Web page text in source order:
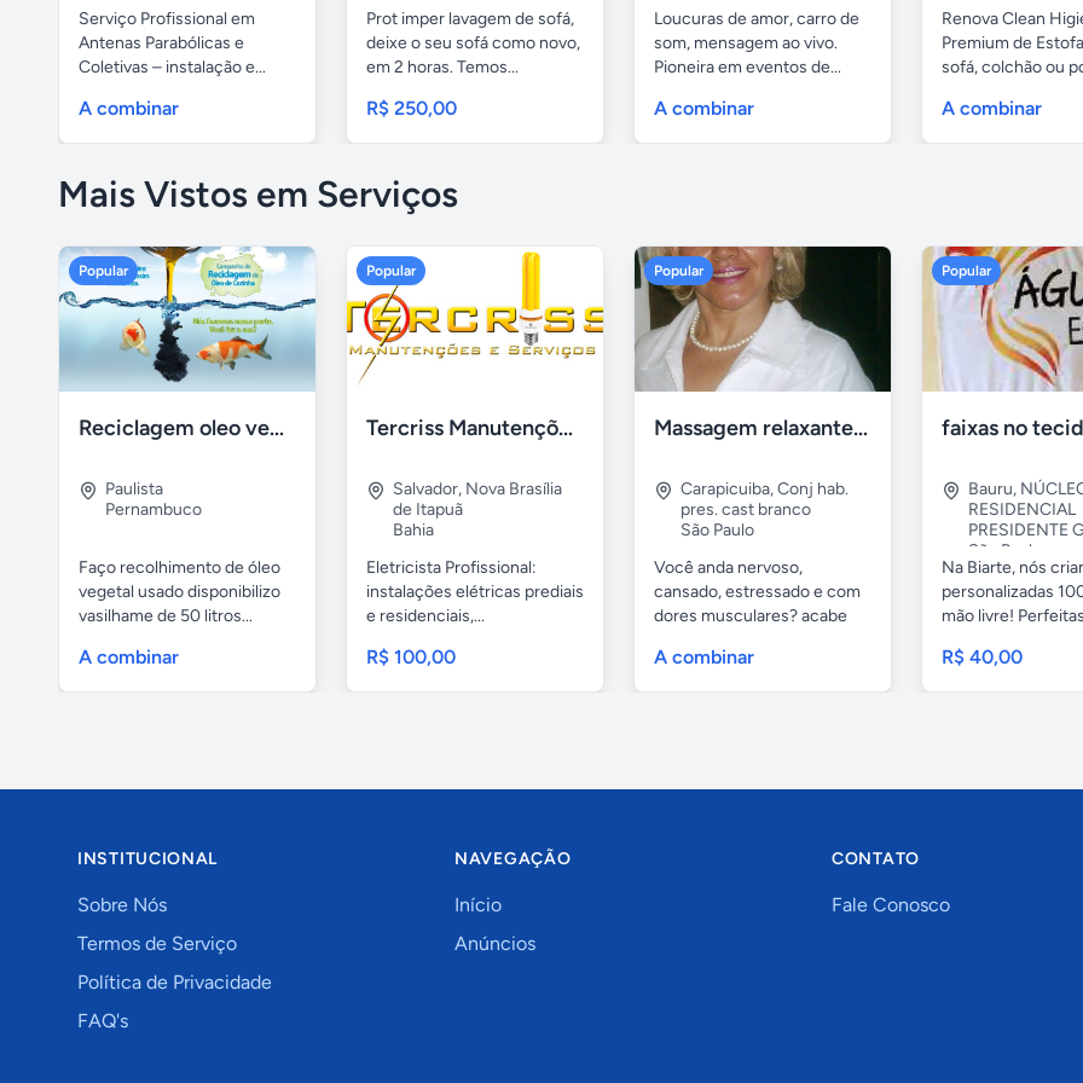
Serviço Profissional em
Antenas Parabólicas e
Coletivas – instalação e...
A combinar
Prot imper lavagem de sofá,
deixe o seu sofá como novo,
em 2 horas. Temos...
R$ 250,00
Loucuras de amor, carro de
som, mensagem ao vivo.
Pioneira em eventos de...
A combinar
Renova Clean
Premium de
sofá, colchão ou
A combinar
Mais Vistos em Serviços
Popular
Reciclagem oleo vegetal
Paulista
Pernambuco
Faço recolhimento de óleo
vegetal usado disponibilizo
vasilhame de 50 litros...
A combinar
Popular
Tercriss Manutenções e Serviços
Salvador, Nova Brasília
de Itapuã
Bahia
Eletricista Profissional:
instalações elétricas prediais
e residenciais,...
R$ 100,00
Popular
Massagem relaxante- terapeutica e depilação
Carapicuiba,Conj hab.
pres. cast branco
São Paulo
Você anda nervoso,
cansado, estressado e com
dores musculares? acabe
A combinar
Popular
Bauru,
RESIDENCIAL
PRESIDENTE
São Paulo
Na Biarte, nós
personalizadas
mão livre!
R$ 40,00
INSTITUCIONAL
Sobre Nós
Termos de Serviço
Política de Privacidade
FAQ's
NAVEGAÇÃO
Início
Anúncios
CONTATO
Fale Conosco